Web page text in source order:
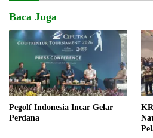
Baca Juga
Pegolf Indonesia Incar Gelar
Perdana